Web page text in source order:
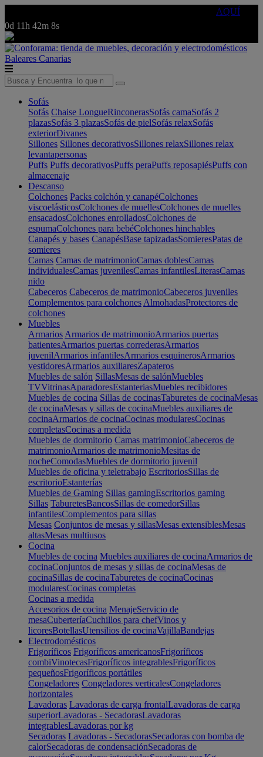
AQUÍ
0d 11h 42m 8s
Baleares Canarias
Sofás
Sofás Chaise LongueRinconerasSofás camaSofás 2
plazasSofás 3 plazasSofás de pielSofás relaxSofás
exteriorDivanes
Sillones Sillones decorativosSillones relaxSillones relax
levantapersonas
Puffs Puffs decorativosPuffs peraPuffs reposapiésPuffs con
almacenaje
Descanso
Colchones Packs colchón y canapéColchones
viscoelásticosColchones de muellesColchones de muelles
ensacadosColchones enrolladosColchones de
espumaColchones para bebéColchones hinchables
Canapés y bases CanapésBase tapizadasSomieresPatas de
somieres
Camas Camas de matrimonioCamas doblesCamas
individualesCamas juvenilesCamas infantilesLiterasCamas
nido
Cabeceros Cabeceros de matrimonioCabeceros juveniles
Complementos para colchones AlmohadasProtectores de
colchones
Muebles
Armarios Armarios de matrimonioArmarios puertas
batientesArmarios puertas correderasArmarios
juvenilArmarios infantilesArmarios esquinerosArmarios
vestidoresArmarios auxiliaresZapateros
Muebles de salón SillasMesas de salónMuebles
TVVitrinasAparadoresEstanteriasMuebles recibidores
Muebles de cocina Sillas de cocinasTaburetes de cocinaMesas
de cocinaMesas y sillas de cocinaMuebles auxiliares de
cocinaArmarios de cocinaCocinas modularesCocinas
completasCocinas a medida
Muebles de dormitorio Camas matrimonioCabeceros de
matrimonioArmarios de matrimonioMesitas de
nocheComodasMuebles de dormitorio juvenil
Muebles de oficina y teletrabajo EscritoriosSillas de
escritorioEstanterías
Muebles de Gaming Sillas gamingEscritorios gaming
Sillas TaburetesBancosSillas de comedorSillas
infantilesComplementos para sillas
Mesas Conjuntos de mesas y sillasMesas extensiblesMesas
altasMesas multiusos
Cocina
Muebles de cocina Muebles auxiliares de cocinaArmarios de
cocinaConjuntos de mesas y sillas de cocinaMesas de
cocinaSillas de cocinaTaburetes de cocinaCocinas
modularesCocinas completas
Cocinas a medida
Accesorios de cocina MenajeServicio de
mesaCuberteríaCuchillos para chefVinos y
licoresBotellasUtensilios de cocinaVajillaBandejas
Electrodomésticos
Frigoríficos Frigoríficos americanosFrigoríficos
combiVinotecasFrigoríficos integrablesFrigoríficos
pequeñosFrigoríficos portátiles
Congeladores Congeladores verticalesCongeladores
horizontales
Lavadoras Lavadoras de carga frontalLavadoras de carga
superiorLavadoras - SecadorasLavadoras
integrablesLavadoras por kg
Secadoras Lavadoras - SecadorasSecadoras con bomba de
calorSecadoras de condensaciónSecadoras de